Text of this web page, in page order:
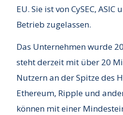
EU. Sie ist von CySEC, ASIC
Betrieb zugelassen.
Das Unternehmen wurde
steht derzeit mit über 20
Nutzern an der Spitze des
Ethereum, Ripple und
können mit einer